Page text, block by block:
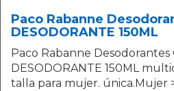
Paco Rabanne
DESODORANTE 150ML
Paco Rabanne Desodorantes
DESODORANTE 150ML
talla para mujer. única.Mujer